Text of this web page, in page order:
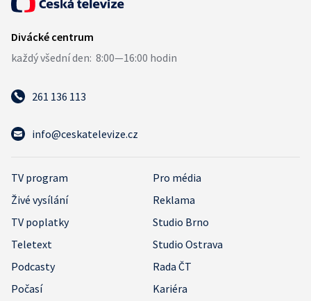
261 136 113
info@ceskatelevize.cz
TV program
Pro média
Živé vysílání
Reklama
TV poplatky
Studio Brno
Teletext
Studio Ostrava
Podcasty
Rada ČT
Počasí
Kariéra